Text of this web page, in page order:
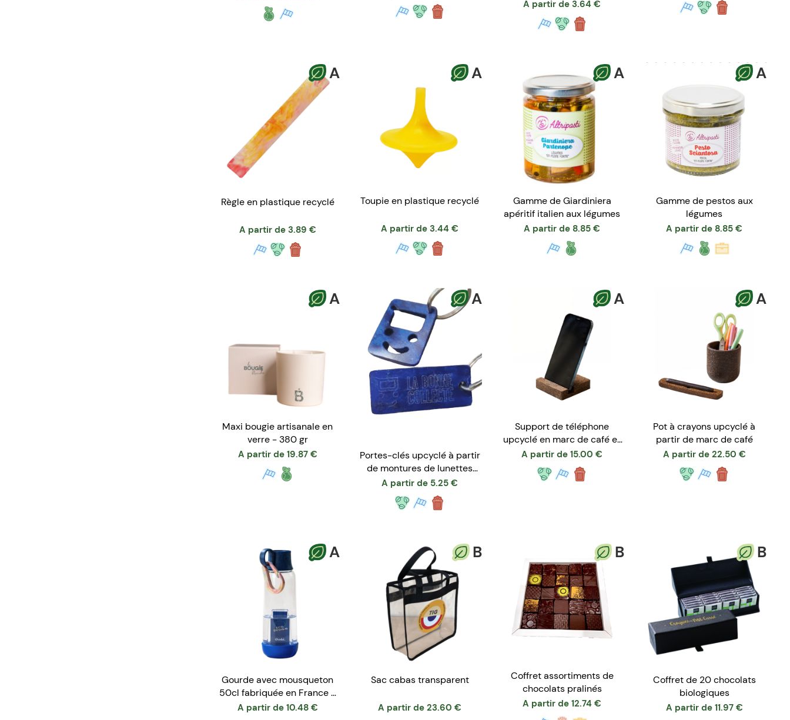
A partir de 3.64 €
A
Règle en plastique recyclé
A partir de 3.89 €
A
Toupie en plastique recyclé
A partir de 3.44 €
A
Gamme de Giardiniera
apéritif italien aux légumes
A partir de 8.85 €
A
Gamme de pestos aux
légumes
A partir de 8.85 €
A
Maxi bougie artisanale en
verre - 380 gr
A partir de 19.87 €
A
Portes-clés upcyclé à partir
de montures de lunettes
recyclées
A partir de 5.25 €
A
Support de téléphone
upcyclé en marc de café et
papier recyclé
A partir de 15.00 €
A
Pot à crayons upcyclé à
partir de marc de café
A partir de 22.50 €
A
Gourde avec mousqueton
50cl fabriquée en France -
Gobi original
A partir de 10.48 €
B
Sac cabas transparent
A partir de 23.60 €
B
Coffret assortiments de
chocolats pralinés
A partir de 12.74 €
B
Coffret de 20 chocolats
biologiques
A partir de 11.97 €